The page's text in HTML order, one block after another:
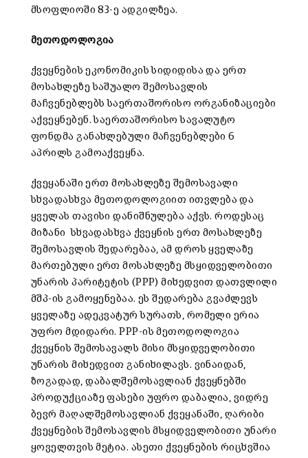
მსოფლიოში 83-ე ადგილზეა.
მეთოდოლოგია
ქვეყნების ეკონომიკის სიდიდისა და ერთ
მოსახლეზე საშუალო შემოსავლის
მაჩვენებლებს საერთაშორისო ორგანიზაციები
აქვეყნებენ. საერთაშორისო სავალუტო
ფონდმა განახლებული მაჩვენებლები 6
აპრილს გამოაქვეყნა.
ქვეყანაში ერთ მოსახლეზე შემოსავალი
სხვადასხვა მეთოდოლოგიით ითვლება და
ყველას თავისი დანიშნულება აქვს. როდესაც
მიზანი სხვადასხვა ქვეყნის ერთ მოსახლეზე
შემოსავლის შედარებაა, ამ დროს ყველაზე
მართებული ერთ მოსახლეზე მსყიდველობითი
უნარის პარიტეტის (PPP) მიხედვით დათვლილი
მშპ-ის გამოყენებაა. ეს შედარება გვაძლევს
ყველაზე ადეკვატურ სურათს, რომელი ერია
უფრო მდიდარი. PPP-ის მეთოდოლოგია
ქვეყნის შემოსავალს მისი მსყიდველობითი
უნარის მიხედვით განიხილავს. ვინაიდან,
ზოგადად, დაბალშემოსავლიან ქვეყნებში
პროდუქციაზე ფასები უფრო დაბალია, ვიდრე
ბევრ მაღალშემოსავლიან ქვეყანაში, ღარიბი
ქვეყნების შემოსავლის მსყიდველობითი უნარი
ყოველთვის მეტია. ასეთი ქვეყნების რიცხვშია